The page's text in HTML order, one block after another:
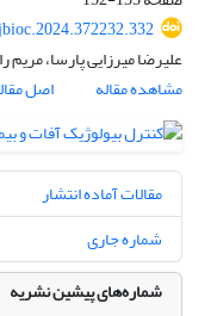
علیرضا میرزایی پارسا، مریم
مشاهده مقاله
اصل
مقالات آماده انتشار
شماره جاری
شماره‌های پیشین نشریه